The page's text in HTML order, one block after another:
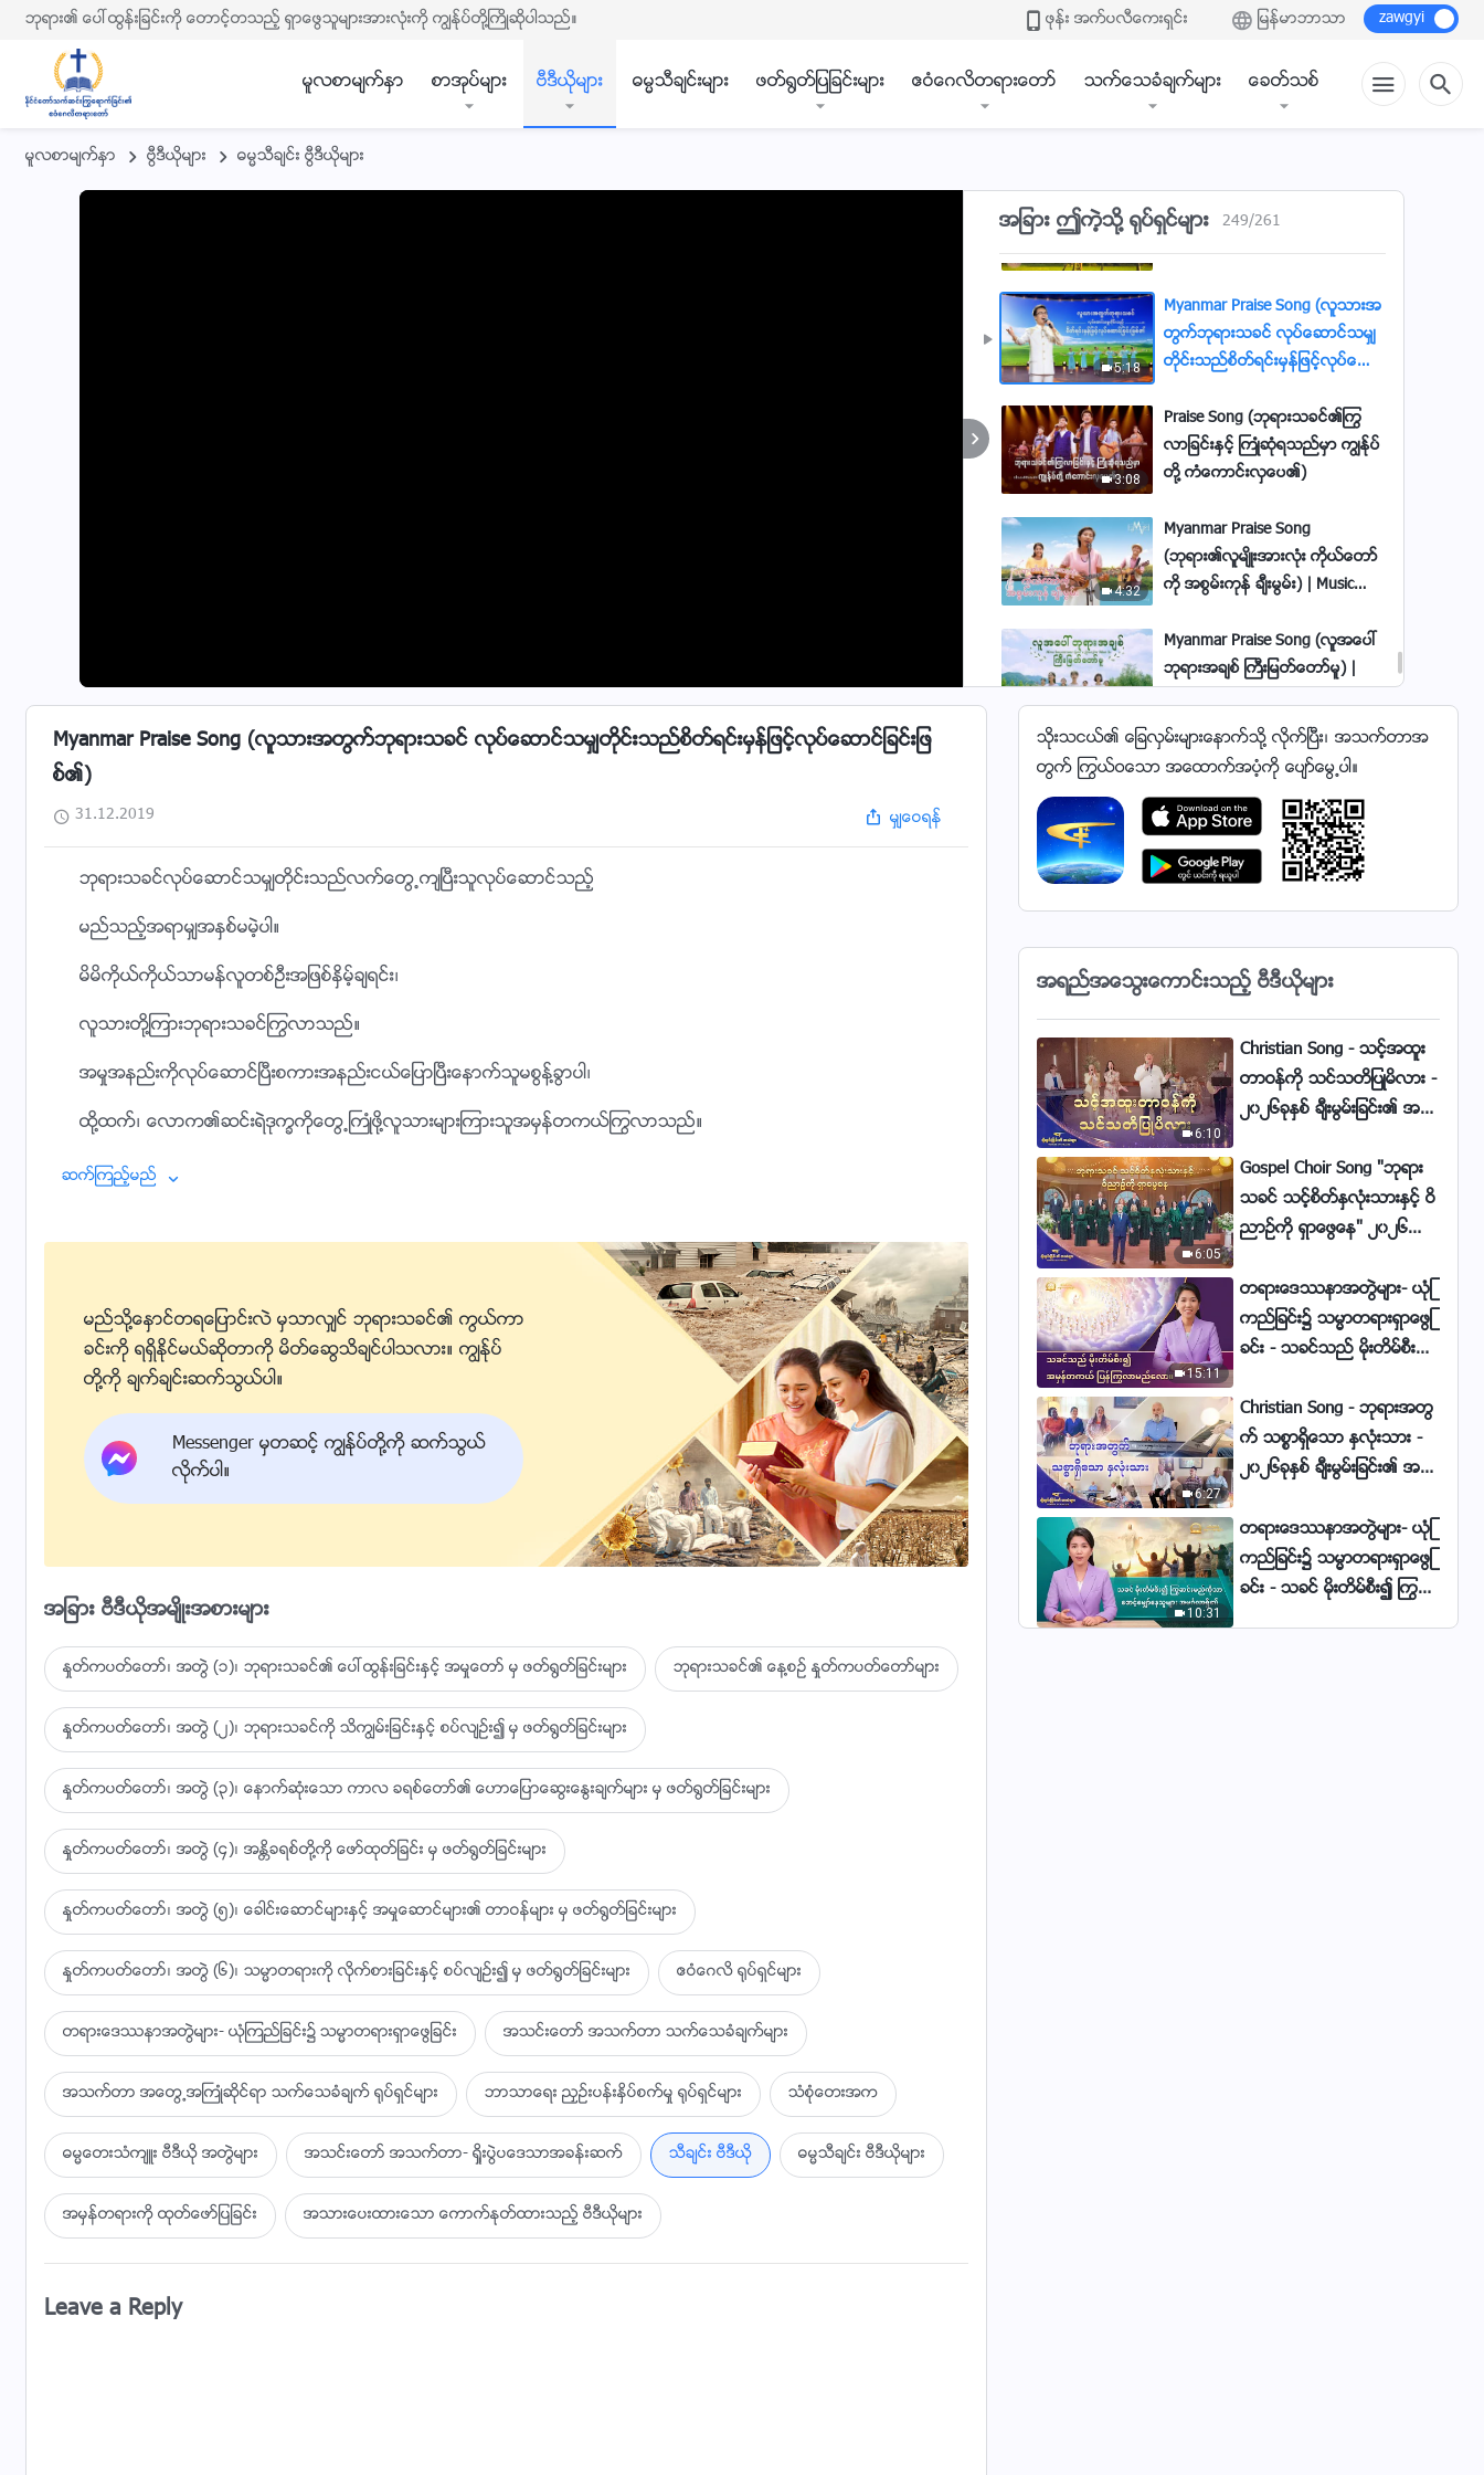
ဘုရား၏ ေပၚထြန္းျခင္းကို ေတာင့္တသည့္ ရွာေဖြသူမ်ားအားလုံးကို ကြၽန္ုပ္တို႔ႀကိဳဆိုပါသည္။ ဖုန္း အက္ပလီေကးရွင္း ျမန္မာဘာသာ
မူလစာမ်က္ႏွာ စာအုပ္မ်ား ဗီဒီယိုမ်ား ဓမၼသီခ်င္းမ်ား ဖတ္႐ြတ္ျပျခင္းမ်ား ဧဝံေဂလိတရားေတာ္ သက္ေသခံခ်က္မ်ား ေခတ္သစ္
မူလစာမ်က္ႏွာ ဗြီဒီယိုမ်ား ဓမၼသီခ်င္း ဗြီဒီယိုမ်ား
အျခား ဤကဲ့သို႔ ႐ုပ္ရွင္မ်ား 249/261
သတိမျပဳမိ)
Myanmar Praise Song (အို ဘုရား
သခင္၊ ကိုယ္ေတာ္၏ ခ်စ္ျခင္းေမ
4:45
Myanmar Christian Music Video -
ဘုရားဖို႔ ေမတၱာသီခ်င္းမ်ား ဆိုျခင္း
ကြၽန္ုပ္တို႔ မရပ္တန႔္ႏိုင္
5:18
Myanmar Praise Song (လူသားအ
တြက္ဘုရားသခင္ လုပ္ေဆာင္သမွ်
တိုင္းသည္စိတ္ရင္းမွန္ျဖင့္လုပ္ေဆာ
3:08
Praise Song (ဘုရားသခင္၏ႂကြ
လာျခင္းႏွင့္ ႀကဳံဆုံရသည္မွာ ကြၽန္ုပ္
တို႔ ကံေကာင္းလွေပ၏)
4:32
Myanmar Praise Song
(ဘုရား၏လူမ်ိဳးအားလုံး ကိုယ္ေတာ္
ကို အစြမ္းကုန္ ခ်ီးမြမ္း) | Music
6:00
Myanmar Praise Song (လူအေပၚ
ဘုရားအခ်စ္ ႀကီးျမတ္ေတာ္မူ) |
3:03
Myanmar Praise Song (ခ်ိဳသာေ
သာ ခ်စ္ျခင္းေမတၱာေတး) | Praise
the Love of God | Music Video
Myanmar Praise Song (ဘုရားသ
4:43
Hymn Music Video (ဘုရားသခ
သူ၏အုပ္စိုးမႈေအာက္သို႔ လာေရာက္
ရမည္)
5:15
ေတးသီခ်င္း (တိုင္းႏိုင္ငံအားလုံးမွ
ဘုရား၏လူမ်ားသည္ သူတို႔၏ခံစား
ခ်က္မ်ားအား အတူတကြ ေဖာ္ျပၾက
သည္)
3:38
Myanmar Christian Song
(ဘုရား၏အမႈေတာ္မ်ား စၾကဝဠာျပ
င္က်ယ္ႀကီးအား ျဖည့္ဆည္း)
4:10
Myanmar Christian Song
(ဘုရား၏ေမတၱာ ကြၽႏု္ပ္ႏွလုံးသား
ကို ဝန္းရံ)
4:19
Myanmar Christian Song (ဘုရား
သခင္၏ ခ်စ္ျခင္းေမတၱာသည္ ကြၽန္ု
ပ္တို႔အား နီးေစၿပီ)
6:07
Myanmar Christian Song(ဘဝ သ
က္ေသ) Christians Love God
Unswervingly
Myanmar Praise Song (လူသားအတြက္ဘုရားသခင္ လုပ္ေဆာင္သမွ်တိုင္းသည္စိတ္ရင္းမွန္ျဖင့္လုပ္ေဆာင္ျခင္းျဖ
စ္၏)
31.12.2019 မွ်ေဝရန္
ဘုရားသခင္လုပ္ေဆာင္သမွ်တိုင္းသည္လက္ေတြ႕က်ၿပီးသူလုပ္ေဆာင္သည့္
မည္သည့္အရာမွ်အႏွစ္မမဲ့ပါ။
မိမိကိုယ္ကိုယ္သာမန္လူတစ္ဦးအျဖစ္ႏွိမ့္ခ်ရင္း၊
လူသားတို႔ၾကားဘုရားသခင္ႂကြလာသည္။
အမႈအနည္းကိုလုပ္ေဆာင္ၿပီးစကားအနည္းငယ္ေျပာၿပီးေနာက္သူမစြန႔္ခြာပါ၊
ထို႔ထက္၊ ေလာက၏ဆင္းရဲဒုကၡကိုေတြ႕ႀကဳံဖို႔လူသားမ်ားၾကားသူအမွန္တကယ္ႂကြလာသည္။
လူသားမ်ိဳးႏြယ္အတြက္ခရီးပန္းတိုင္တစ္ခုအတြက္ဖလွယ္ရာတြင္သူကိုယ္တိုင္၏
မိဘမ်ားသည္၎တို႔သားသမီးမ်ားဖို႔အလို႔ငွာေလးနက္ေသာအဖိုးအခတစ္ခုကိုေပးႏိုင္ၾကၿပီး၊
ဤအရာက၎တို႔၏စိတ္ရင္းမွန္ျဖင့္ လုပ္ေဆာင္ျခင္းကိုကိုယ္စားျပဳသည္။
ဟုတ္ေပ၏၊ ဤအရာလုပ္ေဆာင္ျခင္းျဖင့္၊ လူ႔ဇာတိခံဘုရားသည္
လူသားမ်ိဳးႏြယ္အဖို႔စိတ္ရင္းအမွန္ဆုံးႏွင့္သစၥာအရွိဆုံးျဖစ္ေလသည္။
ဘုရားသခင္၏ အႏွစ္သာရမွာ သစၥာႏွင့္ျပည့္ဝသည္၊
သူေျပာသည့္အတိုင္း သူျပဳၿပီး သူျပဳသမွ် ျဖစ္ေျမာက္သည္။
လူသားမ်ားအတြက္သူလုပ္ေဆာင္သမွ်တိုင္းသည္စိတ္ရင္းမွန္ျဖင့္ လုပ္ေဆာင္ျခင္းျဖစ္သည္။
မိန႔္ႁမြက္ခ်က္မ်ားလုပ္ေဆာင္ျခင္းသက္သက္ကိုသူမျပဳေပ၊
အဖိုးအခသူေပးမည္ဟုဆိုသည့္အခါ၊ အဖိုးအခကိုသူအမွန္တကယ္ေပး၏။
လူသားမ်ိဳးႏြယ္၏ဆင္းရဲဒုကၡကို သူတာဝန္ယူၿပီးသူတို႔ကိုယ္စား
ဆင္းရဲဒုကၡခံမည္ဟုသူဆိုသည့္အခါ၊
ဤဆင္းရဲဒုကၡကိုကိုယ္တိုင္ကိုယ္က်ခံစားကာေတြ႕ႀကဳံရင္း၊
သူတို႔ၾကားတြင္အသက္ရွင္ဖို႔ သူအမွန္တကယ္ႂကြလာေလသည္။
ထို႔ေနာက္တြင္၊ စၾကၤဝဠာထဲရွိအရာခပ္သိမ္းတို႔သည္ ဘုရားလုပ္သမွ်တိုင္းက မွန္ကန္ကာေျဖာင့္မတ္သည္၊
ဘုရားသခင္လုပ္ေဆာင္သည့္အရာအားလုံး လက္ေတြ႕က်သည္တို႔ကိုအသိအမွတ္ျပဳၾကလိမ့္မည္။
ဤသည္မွာအားေကာင္းေသာသက္ေသတစ္ခုျဖစ္သည္။
လူသားမ်ိဳးႏြယ္သည္အနာဂတ္တြင္ လွပေသာခရီးပန္းတိုင္တစ္ခုရွိလိမ့္မည္ျဖစ္ၿပီး၊
က်န္ရွိသူအားလုံးကဘုရားသခင္ကိုခ်ီးမြမ္းၾကလိမ့္မည္၊
ဘုရား၏လုပ္ေဆာင္ခ်က္မ်ားအား
လူသားမ်ိဳးႏြယ္အတြက္သူ၏ခ်စ္ျခင္းေမတၱာမွ အမွန္လုပ္ေဆာင္သည္ကိုသူတို႔ခ်ီးမြမ္းၾကလိမ့္မည္။
ဘုရား၏အလွတရားႏွင့္ေကာင္းျမတ္မႈအႏွစ္သာရကို
ဆက္ၾကည့္မည္
မည္သို႔ေႏွာင္တရေျပာင္းလဲ မွသာလွ်င္ ဘုရားသခင္၏ ကြယ္ကာျ
ခင္းကို ရရွိႏိုင္မယ္ဆိုတာကို မိတ္ေဆြသိခ်င္ပါသလား။ ကြၽန္ုပ္
တို႔ကို ခ်က္ခ်င္းဆက္သြယ္ပါ။
Messenger မွတဆင့္ ကြၽန္ုပ္တို႔ကို ဆက္သြယ္
လိုက္ပါ။
အျခား ဗီဒီယိုအမ်ိဳးအစားမ်ား
ႏႈတ္ကပတ္ေတာ္၊ အတြဲ (၁)၊ ဘုရားသခင္၏ ေပၚထြန္းျခင္းႏွင့္ အမႈေတာ္ မွ ဖတ္႐ြတ္ျခင္းမ်ား ဘုရားသခင္၏ ေန႔စဥ္ ႏႈတ္ကပတ္ေတာ္မ်ား
ႏႈတ္ကပတ္ေတာ္၊ အတြဲ (၂)၊ ဘုရားသခင္ကို သိကြၽမ္းျခင္းႏွင့္ စပ္လ်ဥ္း၍ မွ ဖတ္႐ြတ္ျခင္းမ်ား
ႏႈတ္ကပတ္ေတာ္၊ အတြဲ (၃)၊ ေနာက္ဆုံးေသာ ကာလ ခရစ္ေတာ္၏ ေဟာေျပာေဆြးေႏြးခ်က္မ်ား မွ ဖတ္႐ြတ္ျခင္းမ်ား
ႏႈတ္ကပတ္ေတာ္၊ အတြဲ (၄)၊ အႏၲိခရစ္တို႔ကို ေဖာ္ထုတ္ျခင္း မွ ဖတ္႐ြတ္ျခင္းမ်ား
ႏႈတ္ကပတ္ေတာ္၊ အတြဲ (၅)၊ ေခါင္းေဆာင္မ်ားႏွင့္ အမႈေဆာင္မ်ား၏ တာဝန္မ်ား မွ ဖတ္႐ြတ္ျခင္းမ်ား
ႏႈတ္ကပတ္ေတာ္၊ အတြဲ (၆)၊ သမၼာတရားကို လိုက္စားျခင္းႏွင့္ စပ္လ်ဥ္း၍ မွ ဖတ္႐ြတ္ျခင္းမ်ား ဧဝံေဂလိ ႐ုပ္ရွင္မ်ား
တရားေဒႆနာအတြဲမ်ား- ယုံၾကည္ျခင္း၌ သမၼာတရားရွာေဖြျခင္း အသင္းေတာ္ အသက္တာ သက္ေသခံခ်က္မ်ား
အသက္တာ အေတြ႕အႀကဳံဆိုင္ရာ သက္ေသခံခ်က္ ႐ုပ္ရွင္မ်ား ဘာသာေရး ညႇဥ္းပန္းႏွိပ္စက္မႈ ႐ုပ္ရွင္မ်ား သံစုံေတးအက
ဓမၼေတးသံက်ဴး ဗီဒီယို အတြဲမ်ား အသင္းေတာ္ အသက္တာ- ရႈိးပြဲပေဒသာအခန္းဆက္ သီခ်င္း ဗီဒီယို ဓမၼသီခ်င္း ဗီဒီယိုမ်ား
အမွန္တရားကို ထုတ္ေဖာ္ျပျခင္း အသားေပးထားေသာ ေကာက္ႏုတ္ထားသည့္ ဗီဒီယိုမ်ား
Leave a Reply
သိုးသငယ္၏ ေျခလွမ္းမ်ားေနာက္သို႔ လိုက္ၿပီး၊ အသက္တာအ
တြက္ ႂကြယ္ဝေသာ အေထာက္အပံ့ကို ေပ်ာ္ေမြ႕ပါ။
အရည္အေသြးေကာင္းသည့္ ဗီဒီယိုမ်ား
6:10
Christian Song - သင့္အထူး
တာဝန္ကို သင္သတိျပဳမိလား -
၂၀၂၆ခုႏွစ္ ခ်ီးမြမ္းျခင္း၏ အသံ
6:05
Gospel Choir Song "ဘုရား
သခင္ သင့္စိတ္ႏွလုံးသားႏွင့္ ဝိ
ညာဥ္ကို ရွာေဖြေန" ၂၀၂၆ခုႏွစ္
15:11
တရားေဒႆနာအတြဲမ်ား- ယုံၾ
ကည္ျခင္း၌ သမၼာတရားရွာေဖြျ
ခင္း - သခင္သည္ မိုးတိမ္စီး၍
ည္ေလာ။
6:27
Christian Song - ဘုရားအတြ
က္ သစၥာရွိေသာ ႏွလုံးသား -
၂၀၂၆ခုႏွစ္ ခ်ီးမြမ္းျခင္း၏ အသံ
10:31
တရားေဒႆနာအတြဲမ်ား- ယုံၾ
ကည္ျခင္း၌ သမၼာတရားရွာေဖြျ
ခင္း - သခင္ မိုးတိမ္စီး၍ ႂကြဆ